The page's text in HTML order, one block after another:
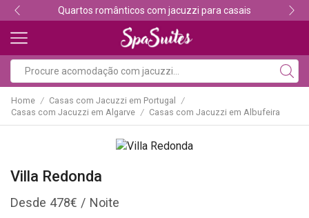
Descubra os melhores alojamentos com jacuzzi
Home / Casas com Jacuzzi em Portugal /
Casas com Jacuzzi em Algarve / Casas com Jacuzzi em Albufeira
Villa Redonda
478€